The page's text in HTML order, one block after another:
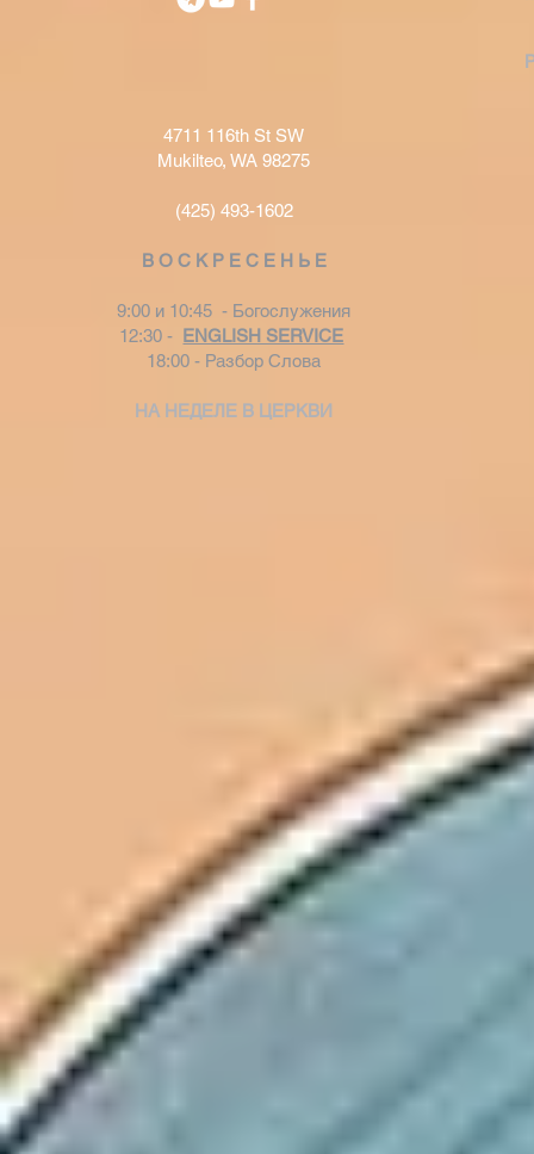
4711 116th St SW
Mukilteo, WA 98275
(425) 493-1602
В О С К Р Е С Е Н Ь Е
9:00 и 10:45 - Богослужения
12:30 - ENGLISH SERVICE
18:00 - Разбор Слова
НА НЕДЕЛЕ В ЦЕРКВИ